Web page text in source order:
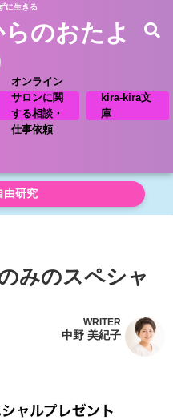
に生きる
のおたよ
オンライン
サロンに関
する相談・
仕事依頼
kira-kira文
庫
由研究
みのスペシャ
WRITER
中野 美紀子